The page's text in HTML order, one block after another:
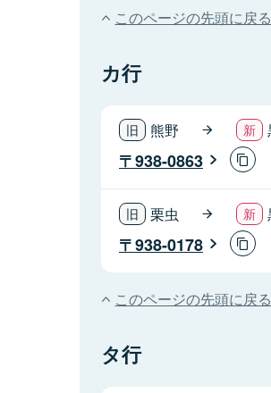
このページの先頭に戻る
カ行
熊野
938-0863
栗虫
938-0178
このページの先頭に戻る
タ行